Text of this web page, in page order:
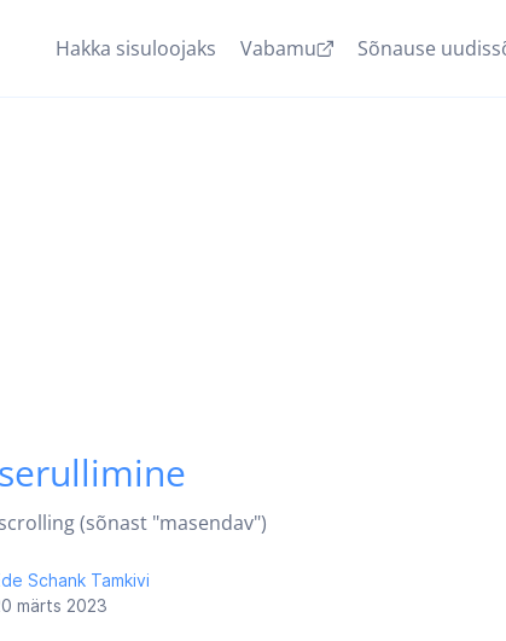
Hakka sisuloojaks Vabamu Sõnause
(sõnast "masendav")
Schank Tamkivi
märts 2023